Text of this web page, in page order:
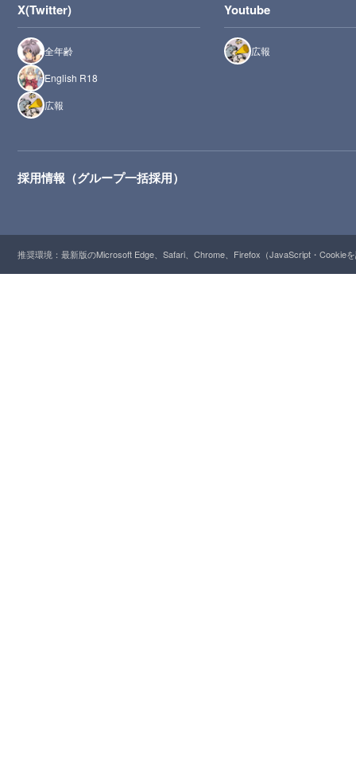
X(Twitter)
全年齢
English R18
広報
Youtube
広報
採用情報（グループ一括採用）
推奨環境：最新版のMicrosoft Edge、Safari、Chrome、Firefox（JavaScript・Cookie